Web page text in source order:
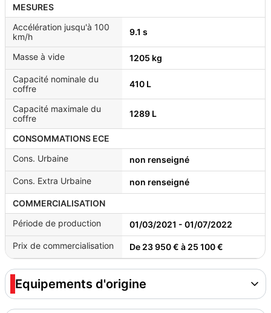
MESURES
Accélération jusqu'à 100
km/h
9.1 s
Masse à vide 1205 kg
Capacité nominale du
coffre
410 L
Capacité maximale du
coffre
1289 L
CONSOMMATIONS ECE
Cons. Urbaine
non renseigné
Cons. Extra Urbaine non renseigné
COMMERCIALISATION
Période de production
01/03/2021 - 01/07/2022
Prix de commercialisation De 23 950 € à 25 100 €
Equipements d'origine